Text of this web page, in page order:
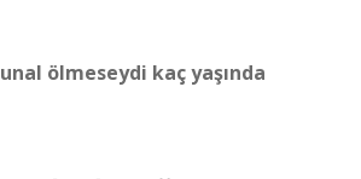
ölmeseydi kaç yaşında